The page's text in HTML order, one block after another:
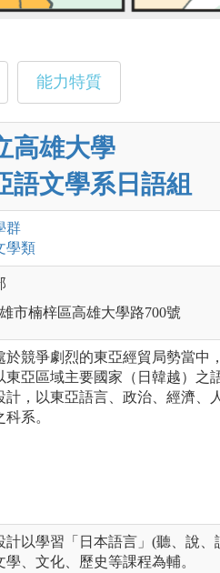
能力特質
高雄大學
語文學系日語組
群
學類
市楠梓區高雄大學路700號
於競爭劇烈的東亞經貿局勢當中
東亞區域主要國家（日韓越）之
計，以東亞語言、政治、經濟、
系。
計以學習「日本語言」(聽、說
學、文化、歷史等課程為輔。